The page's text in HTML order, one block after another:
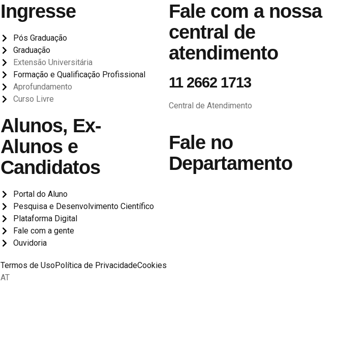
Ingresse
Pós Graduação
Graduação
Extensão Universitária
Formação e Qualificação Profissional
Aprofundamento
Curso Livre
Alunos, Ex-
Alunos e
Candidatos
Portal do Aluno
Pesquisa e Desenvolvimento Científico
Plataforma Digital
Fale com a gente
Ouvidoria
Fale com a nossa
central de
atendimento
11 2662 1713
Central de Atendimento
Fale no
Departamento
Termos de UsoPolítica de PrivacidadeCookies
AT